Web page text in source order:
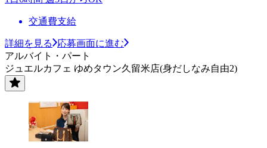
交通費支給
詳細を見る
応募画面に進む
アルバイト・パート
ジュエルカフェ ゆめタウン久留米店(身だしなみ自由2)